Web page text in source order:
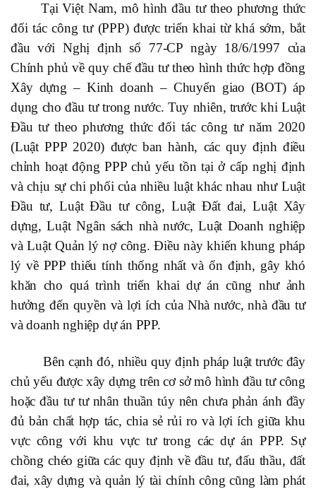
Tại Việt Nam, mô hình đầu tư theo phương thức
đối tác công tư (PPP) được triển khai từ khá sớm, bắt
đầu với Nghị định số 77-CP ngày 18/6/1997 của
Chính phủ về quy chế đầu tư theo hình thức hợp đồng
Xây dựng – Kinh doanh – Chuyển giao (BOT) áp
dụng cho đầu tư trong nước. Tuy nhiên, trước khi Luật
Đầu tư theo phương thức đối tác công tư năm 2020
(Luật PPP 2020) được ban hành, các quy định điều
chỉnh hoạt động PPP chủ yếu tồn tại ở cấp nghị định
và chịu sự chi phối của nhiều luật khác nhau như Luật
Đầu tư, Luật Đầu tư công, Luật Đất đai, Luật Xây
dựng, Luật Ngân sách nhà nước, Luật Doanh nghiệp
và Luật Quản lý nợ công. Điều này khiến khung pháp
lý về PPP thiếu tính thống nhất và ổn định, gây khó
khăn cho quá trình triển khai dự án cũng như ảnh
hưởng đến quyền và lợi ích của Nhà nước, nhà đầu tư
và doanh nghiệp dự án PPP.
Bên cạnh đó, nhiều quy định pháp luật trước đây
chủ yếu được xây dựng trên cơ sở mô hình đầu tư công
hoặc đầu tư tư nhân thuần túy nên chưa phản ánh đầy
đủ bản chất hợp tác, chia sẻ rủi ro và lợi ích giữa khu
vực công với khu vực tư trong các dự án PPP. Sự
chồng chéo giữa các quy định về đầu tư, đấu thầu, đất
đai, xây dựng và quản lý tài chính công cũng làm phát